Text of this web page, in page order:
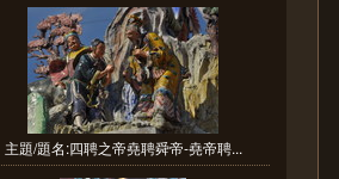
主題/題名:四聘之帝堯聘舜帝-堯帝聘...